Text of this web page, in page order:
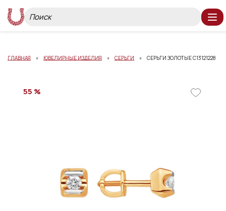
ГЛАВНАЯ ЮВЕЛИРНЫЕ ИЗДЕЛИЯ СЕРЬГИ СЕРЬГИ ЗОЛОТЫЕ С13121228
55 %